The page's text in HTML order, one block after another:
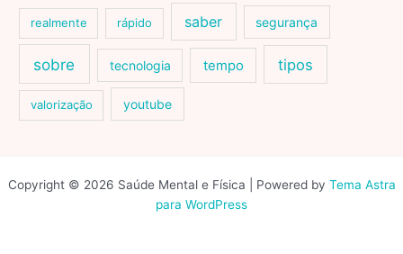
realmente rápido saber segurança
sobre tecnologia tempo tipos
valorização youtube
Copyright © 2026 Saúde Mental e Física | Powered by Tema Astra
para WordPress